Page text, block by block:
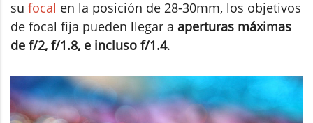
su focal en la posición de 28-30mm, los objetivos
de focal fija pueden llegar a aperturas máximas
de f/2, f/1.8, e incluso f/1.4.